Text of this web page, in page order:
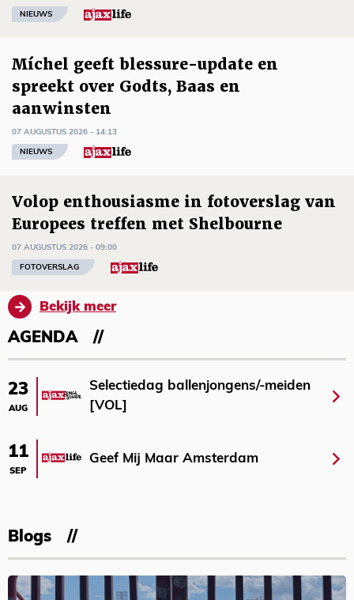
NIEUWS
Míchel geeft blessure-update en
spreekt over Godts, Baas en
aanwinsten
07 AUGUSTUS 2026 - 14:13
NIEUWS
Volop enthousiasme in fotoverslag van
Europees treffen met Shelbourne
07 AUGUSTUS 2026 - 09:00
FOTOVERSLAG
Bekijk meer
AGENDA
23
AUG
Selectiedag ballenjongens/-meiden
[VOL]
11
SEP
Geef Mij Maar Amsterdam
Blogs